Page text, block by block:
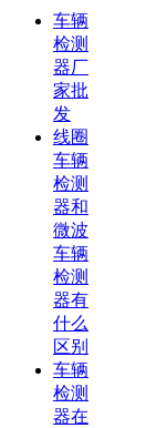
车辆
检测
器厂
家批
发
线圈
车辆
检测
器和
微波
车辆
检测
器有
什么
区别
车辆
检测
器在